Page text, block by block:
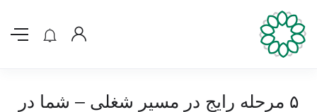
۵ مرحله رایج در مسیر شغلی – شما در